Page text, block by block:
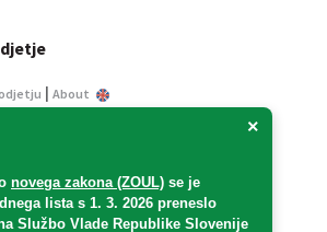
×
novega zakona (ZOUL) se je
lista s 1. 3. 2026 preneslo
Službo Vlade Republike Slovenije
| About
javnega
pogoji